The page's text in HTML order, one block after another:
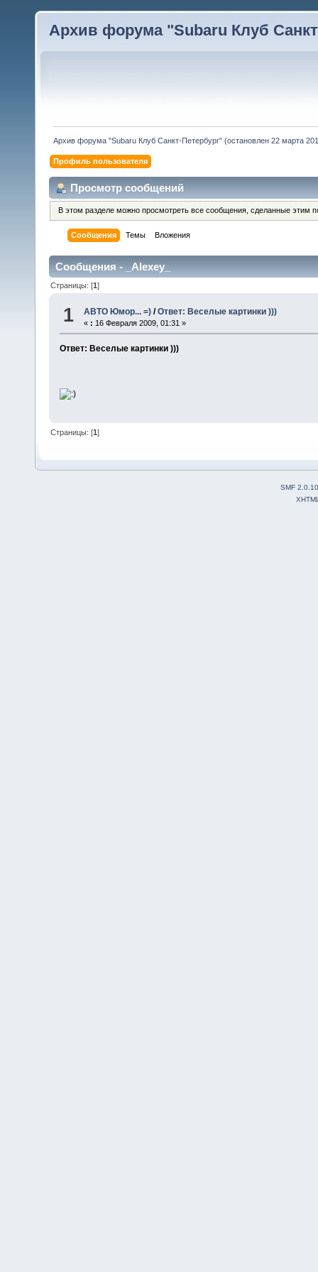
Архив форума "Subaru Клуб
Архив форума "Subaru Клуб Санкт-Петербург" (остановлен 22 марта
Профиль пользователя
Просмотр сообщений
В этом разделе можно просмотреть все сообщения, сделанные этим
Сообщения Темы Вложения
Сообщения - _Alexey_
Страницы: [1]
1 АВТО Юмор... =) /Ответ: Веселые картинки )))
« : 16 Февраля 2009, 01:31 »
Ответ: Веселые картинки )))
Страницы: [1]
SMF 2.0.10